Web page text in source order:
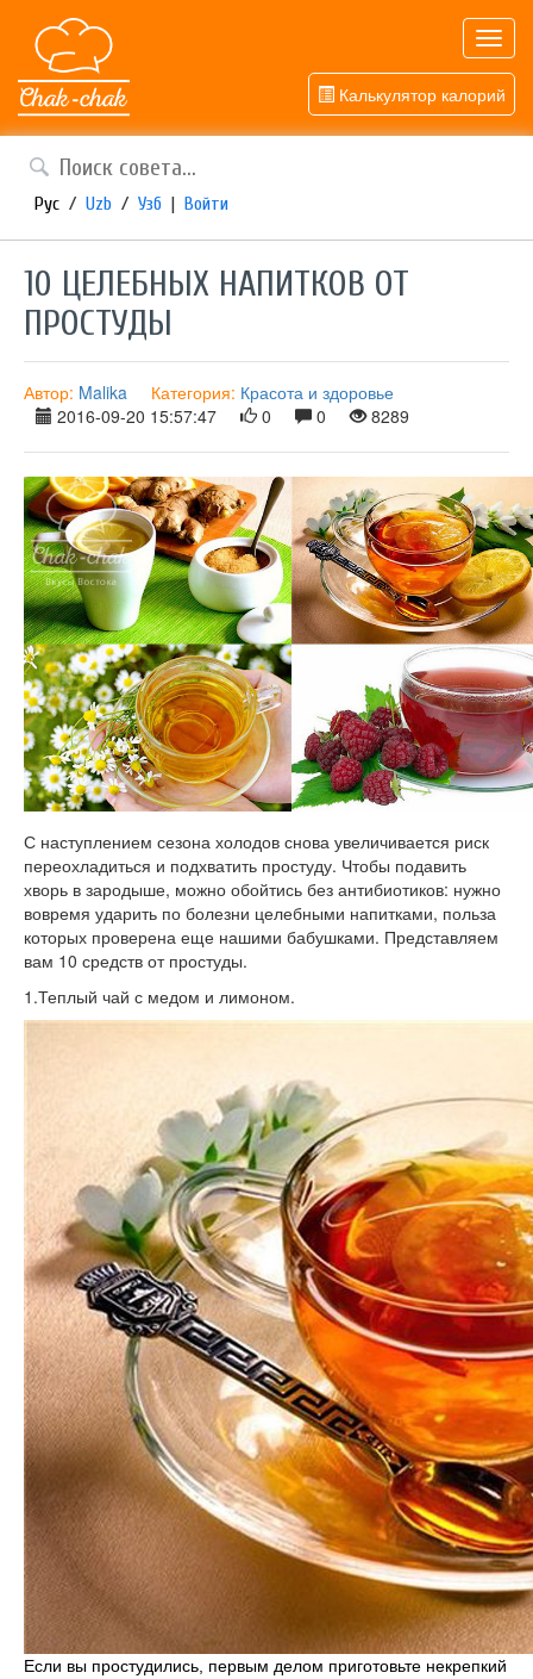
Калькулятор калорий
Рус / Uzb / Узб | Войти
10 ЦЕЛЕБНЫХ НАПИТКОВ ОТ
ПРОСТУДЫ
Автор: Malika Категория: Красота и здоровье
2016-09-20 15:57:47
0 0 8289
С наступлением сезона холодов снова увеличивается риск
переохладиться и подхватить простуду. Чтобы подавить
хворь в зародыше, можно обойтись без антибиотиков: нужно
вовремя ударить по болезни целебными напитками, польза
которых проверена еще нашими бабушками. Представляем
вам 10 средств от простуды.
1.Теплый чай с медом и лимоном.
Если вы простудились, первым делом приготовьте некрепкий